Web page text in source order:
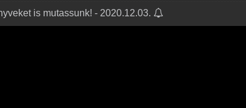
is mutassunk! - 2020.12.03.